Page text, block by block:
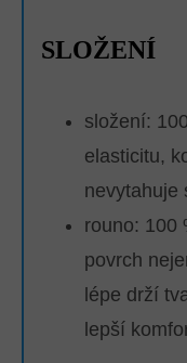
SLOŽENÍ
složení:
elasticitu,
nevytahuje
rouno: 100
povrch
lépe drží
lepší